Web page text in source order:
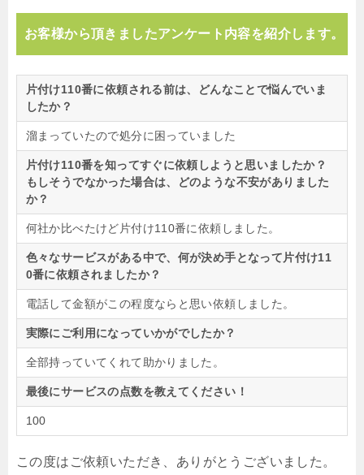
お客様から頂きましたアンケート内容を紹介します。
片付け110番に依頼される前は、どんなことで悩んでいま
したか？
溜まっていたので処分に困っていました
片付け110番を知ってすぐに依頼しようと思いましたか？
もしそうでなかった場合は、どのような不安がありました
か？
何社か比べたけど片付け110番に依頼しました。
色々なサービスがある中で、何が決め手となって片付け11
0番に依頼されましたか？
電話して金額がこの程度ならと思い依頼しました。
実際にご利用になっていかがでしたか？
全部持っていてくれて助かりました。
最後にサービスの点数を教えてください！
100
この度はご依頼いただき、ありがとうございました。